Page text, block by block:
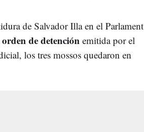
de Salvador Illa en el Parlament
de detención emitida por el
los tres mossos quedaron en